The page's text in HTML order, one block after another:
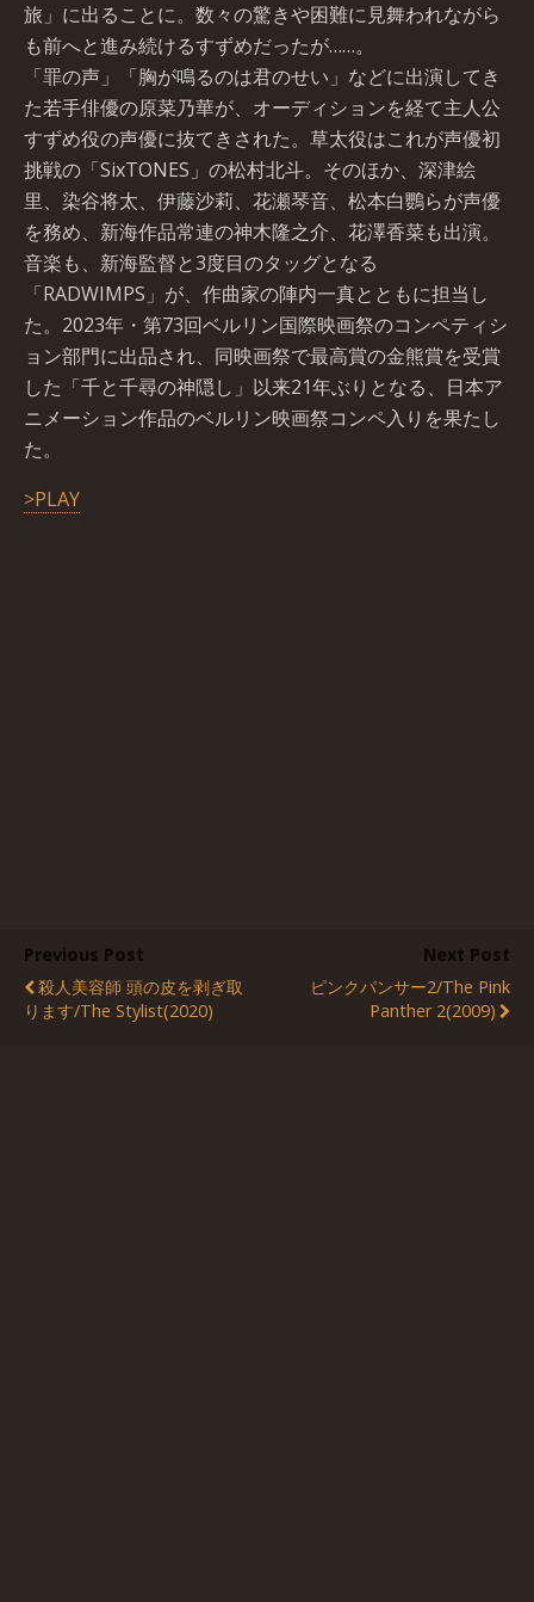
旅」に出ることに。数々の驚きや困難に見舞われながら
も前へと進み続けるすずめだったが……。
「罪の声」「胸が鳴るのは君のせい」などに出演してき
た若手俳優の原菜乃華が、オーディションを経て主人公
すずめ役の声優に抜てきされた。草太役はこれが声優初
挑戦の「SixTONES」の松村北斗。そのほか、深津絵
里、染谷将太、伊藤沙莉、花瀬琴音、松本白鸚らが声優
を務め、新海作品常連の神木隆之介、花澤香菜も出演。
音楽も、新海監督と3度目のタッグとなる
「RADWIMPS」が、作曲家の陣内一真とともに担当し
た。2023年・第73回ベルリン国際映画祭のコンペティシ
ョン部門に出品され、同映画祭で最高賞の金熊賞を受賞
した「千と千尋の神隠し」以来21年ぶりとなる、日本ア
ニメーション作品のベルリン映画祭コンペ入りを果たし
た。
>PLAY
Previous Post
殺人美容師 頭の皮を剥ぎ取
ります/The Stylist(2020)
Next Post
ピンクパンサー2/The Pink
Panther 2(2009)